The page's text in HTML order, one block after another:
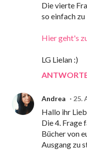
Die vierte
so einfach
Hier geht's
LG Lielan :)
Andrea 25.
Hallo ihr
Die 4. Frage
Bücher von
Ausgang zu